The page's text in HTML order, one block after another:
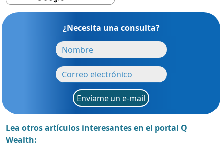
¿Necesita una consulta?
Envíame un e-mail
Lea otros artículos interesantes en el portal Q
Wealth: